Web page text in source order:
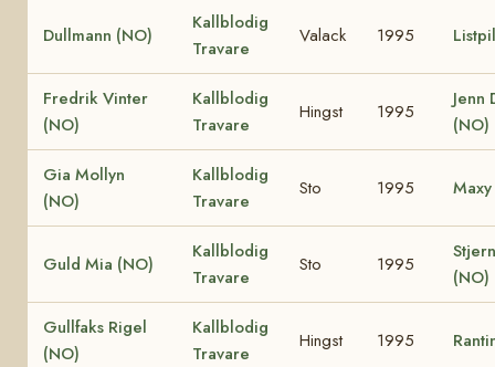
Dullmann (NO)
Kallblodig
Travare
Valack 1995
Fredrik Vinter
(NO)
Kallblodig
Travare
Hingst 1995
Jenn
(NO)
Gia Mollyn
(NO)
Kallblodig
Travare
Sto 1995
Guld Mia (NO)
Kallblodig
Travare
Sto 1995
(NO)
Gullfaks Rigel
(NO)
Kallblodig
Travare
Hingst 1995